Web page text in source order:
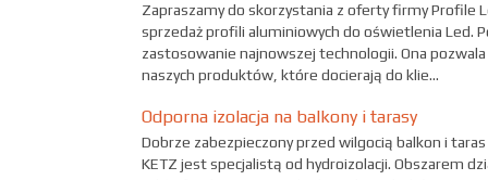
Zapraszamy do skorzystania z oferty firmy Profile
sprzedaż profili aluminiowych do oświetlenia Led.
zastosowanie najnowszej technologii. Ona
naszych produktów, które docierają do klie...
Odporna izolacja na balkony i tarasy
Dobrze zabezpieczony przed wilgocią balkon i
KETZ jest specjalistą od hydroizolacji. Obszarem